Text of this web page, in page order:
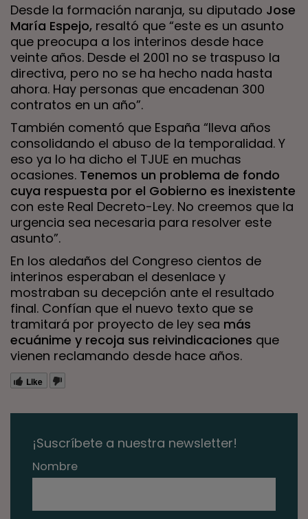
Desde la formación naranja, su diputado Jose
María Espejo, resaltó que “este es un asunto
que preocupa a los interinos desde hace
veinte años. Desde el 2001 no se traspuso la
directiva, pero no se ha hecho nada hasta
ahora. Hay personas que encadenan 300
contratos en un año”.
También comentó que España “lleva años
consolidando el abuso de la temporalidad. Y
eso ya lo ha dicho el TJUE en muchas
ocasiones. Tenemos un problema de fondo
cuya respuesta por el Gobierno es inexistente
con este Real Decreto-Ley. No creemos que la
urgencia sea necesaria para resolver este
asunto”.
En los aledaños del Congreso cientos de
interinos esperaban el desenlace y
mostraban su decepción ante el resultado
final. Confían que el nuevo texto que se
tramitará por proyecto de ley sea más
ecuánime y recoja sus reivindicaciones que
vienen reclamando desde hace años.
Like
¡Suscríbete a nuestra newsletter!
Nombre